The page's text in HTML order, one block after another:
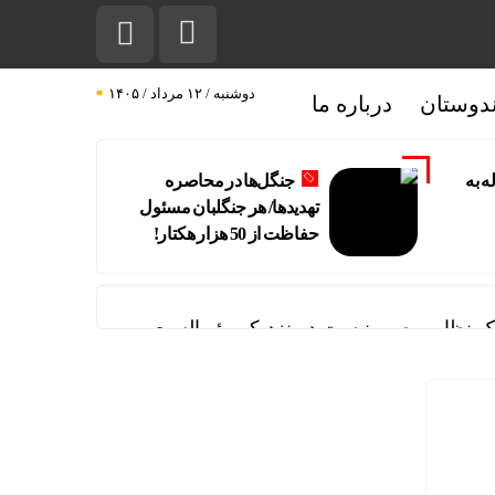
درباره ما دوشنبه / ۱۲ مرداد / ۱۴۰۵
به
جنگل‌ها در محاصره
تهدیدها/ هر جنگلبان مسئول
حفاظت از 50 هزار هکتار!
صهیونیست در نزدیکی بئر السبع